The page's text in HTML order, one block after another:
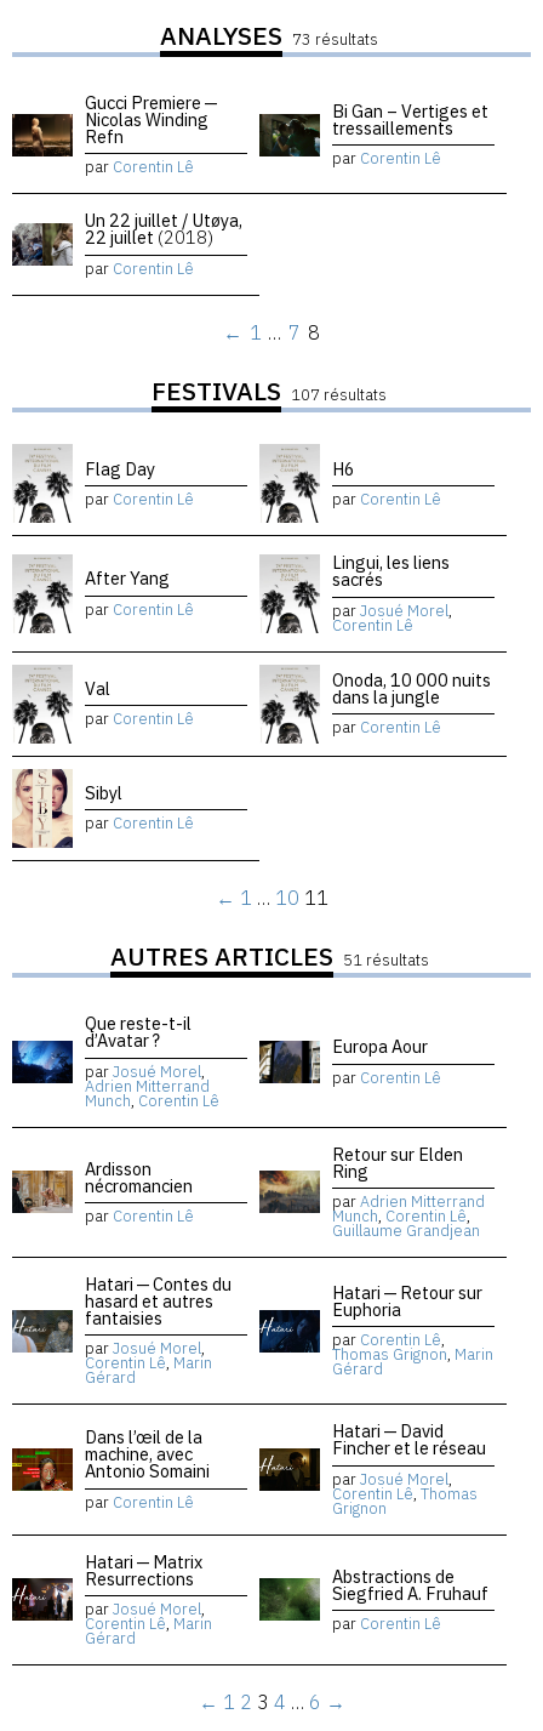
ANALYSES 73 résultats
Gucci Premiere —
Nicolas Winding
Refn
par Corentin Lê
Bi Gan – Vertiges et
tressaillements
par Corentin Lê
Un 22 juillet / Utøya,
22 juillet (2018)
par Corentin Lê
← 1 … 7 8
FESTIVALS 107 résultats
Flag Day
par Corentin Lê
H6
par Corentin Lê
After Yang
par Corentin Lê
Lingui, les liens
sacrés
parJosué Morel,
Corentin Lê
Val
par Corentin Lê
Onoda, 10 000 nuits
dans la jungle
par Corentin Lê
Sibyl
par Corentin Lê
← 1 … 10 11
AUTRES ARTICLES 51 résultats
Que reste-t-il
d’Avatar ?
parJosué Morel,
Adrien Mitterrand
Munch, Corentin Lê
Europa Aour
par Corentin Lê
Ardisson
nécromancien
par Corentin Lê
Retour sur Elden
Ring
parAdrien Mitterrand
Munch, Corentin Lê,
Guillaume Grandjean
Hatari — Contes du
hasard et autres
fantaisies
parJosué Morel,
Corentin Lê, Marin
Gérard
Hatari — Retour sur
Euphoria
par Corentin Lê,
Thomas Grignon, Marin
Gérard
Dans l’œil de la
machine, avec
Antonio Somaini
par Corentin Lê
Hatari — David
Fincher et le réseau
parJosué Morel,
Corentin Lê, Thomas
Grignon
Hatari — Matrix
Resurrections
parJosué Morel,
Corentin Lê, Marin
Gérard
Abstractions de
Siegfried A. Fruhauf
par Corentin Lê
← 1 2 3 4 … 6 →